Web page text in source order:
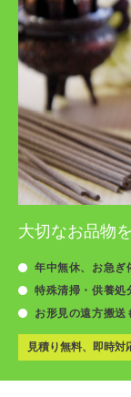
大切なお品物
年中無休、お急ぎ
特殊清掃・供養処
お形見の遠方搬送
見積り無料、即時対